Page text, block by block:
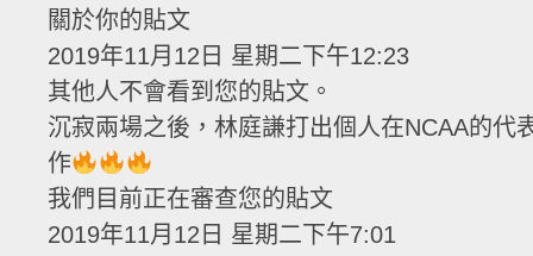
關於你的貼文
2019年11月12日 星期二下午12:23
其他人不會看到您的貼文。
沉寂兩場之後，林庭謙打出個人在NCAA的代
作
我們目前正在審查您的貼文
2019年11月12日 星期二下午7:01